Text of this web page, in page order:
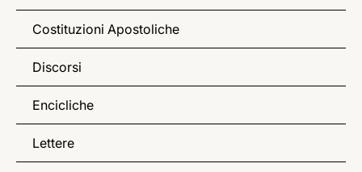
Costituzioni Apostoliche
Discorsi
Encicliche
Lettere